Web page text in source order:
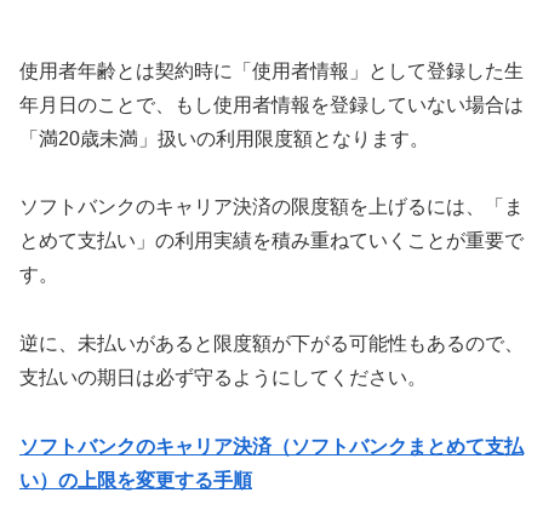
使用者年齢とは契約時に「使用者情報」として登録した生
年月日のことで、もし使用者情報を登録していない場合は
「満20歳未満」扱いの利用限度額となります。
ソフトバンクのキャリア決済の限度額を上げるには、「ま
とめて支払い」の利用実績を積み重ねていくことが重要で
す。
逆に、未払いがあると限度額が下がる可能性もあるので、
支払いの期日は必ず守るようにしてください。
ソフトバンクのキャリア決済（ソフトバンクまとめて支払
い）の上限を変更する手順